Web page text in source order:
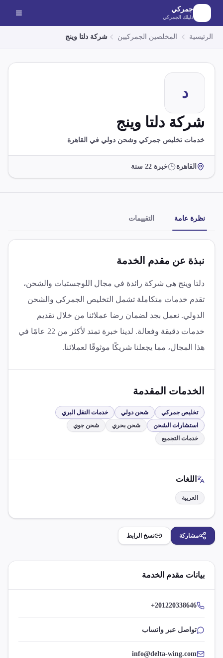
الانتقال إلى المحتوى الرئيسي
جمركي
دليلك الجمركي
الرئيسية المخلصين الجمركيين شركة دلتا وينج
د
شركة دلتا وينج
خدمات تخليص جمركي وشحن دولي في القاهرة
القاهرة خبرة 22 سنة
نظرة عامة التقييمات
نبذة عن مقدم الخدمة
دلتا وينج هي شركة رائدة في مجال اللوجستيات والشحن،
تقدم خدمات متكاملة تشمل التخليص الجمركي والشحن
الدولي. نعمل بجد لضمان رضا عملائنا من خلال تقديم
خدمات دقيقة وفعالة. لدينا خبرة تمتد لأكثر من 22 عامًا في
هذا المجال، مما يجعلنا شريكًا موثوقًا لعملائنا.
الخدمات المقدمة
تخليص جمركي شحن دولي
خدمات النقل البري
استشارات الشحن
شحن بحري
شحن جوي
خدمات التجميع
اللغات
العربية
مشاركة نسخ الرابط
بيانات مقدم الخدمة
+201220338646
تواصل عبر واتساب
info@delta-wing.com